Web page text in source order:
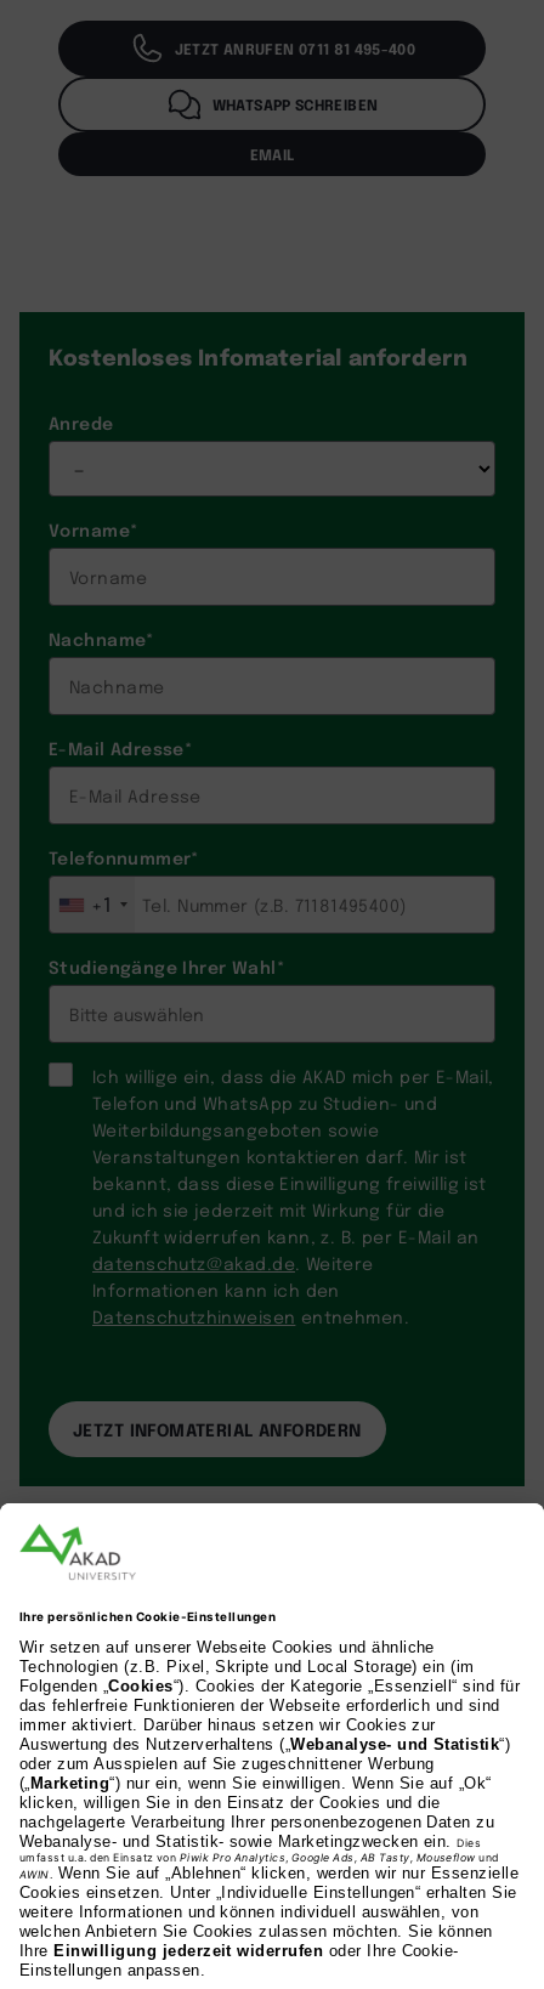
JETZT ANRUFEN 0711 81 495-400
WHATSAPP SCHREIBEN
EMAIL
Kostenloses Infomaterial anfordern
Anrede
Vorname*
Nachname*
E-Mail Adresse*
Telefonnummer*
+1
Studiengänge Ihrer Wahl*
Ich willige ein, dass die AKAD mich per E-Mail,
Telefon und WhatsApp zu Studien- und
Weiterbildungsangeboten sowie
Veranstaltungen kontaktieren darf. Mir ist
bekannt, dass diese Einwilligung freiwillig ist
und ich sie jederzeit mit Wirkung für die
Zukunft widerrufen kann, z. B. per E-Mail an
datenschutz@akad.de . Weitere
Informationen kann ich den
Datenschutzhinweisen entnehmen.
AKAD Bildungsgesellschaft mbH
Heilbronner Strasse 86
70191 Stuttgart
0711 81495-400
Studienangebot
Fakultäten